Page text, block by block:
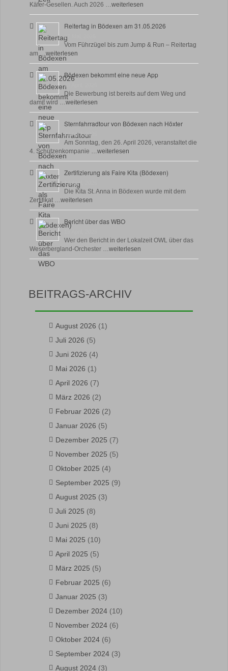
Käfer-Gesellen. Auch 2026 …weiterlesen
Reitertag in Bödexen am 31.05.2026
27 Mai, 2026
Vom Führzügel bis zum Jump & Run – Reitertag
am …weiterlesen
Bödexen bekommt eine neue App
28 April, 2026
Die Bewerbung ist bereits auf dem Weg und
damit wird …weiterlesen
Sternfahrradtour von Bödexen nach Höxter
23 April, 2026
Am Sonntag, den 26. April 2026, veranstaltet die
4. Schützenkompanie …weiterlesen
Zertifizierung als Faire Kita (Bödexen)
17 April, 2026
Die Kita St. Anna in Bödexen wurde mit dem
Zertifikat …weiterlesen
Bericht über das WBO
Wer den Bericht in der Lokalzeit OWL über das
Weserbergland-Orchester …weiterlesen
BEITRAGS-ARCHIV
August 2026 (1)
Juli 2026 (5)
Juni 2026 (4)
Mai 2026 (1)
April 2026 (7)
März 2026 (2)
Februar 2026 (2)
Januar 2026 (5)
Dezember 2025 (7)
November 2025 (5)
Oktober 2025 (4)
September 2025 (9)
August 2025 (3)
Juli 2025 (8)
Juni 2025 (8)
Mai 2025 (10)
April 2025 (5)
März 2025 (5)
Februar 2025 (6)
Januar 2025 (3)
Dezember 2024 (10)
November 2024 (6)
Oktober 2024 (6)
September 2024 (3)
August 2024 (3)